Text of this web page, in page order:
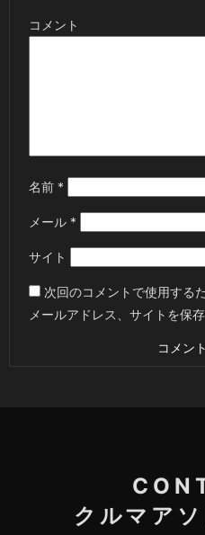
コメント
名前 *
メール *
サイト
次回のコメントで使用する
メールアドレス、サイトを保存
クルマア